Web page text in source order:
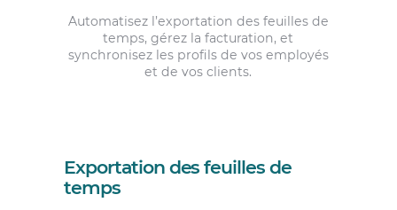
Automatisez l’exportation des feuilles de
temps, gérez la facturation, et
synchronisez les profils de vos employés
et de vos clients.
Exportation des feuilles de
temps